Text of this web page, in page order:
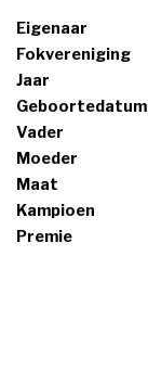
Eigenaar
Fokvereniging
Jaar
Geboortedatum
Vader
Moeder
Maat
Kampioen
Premie